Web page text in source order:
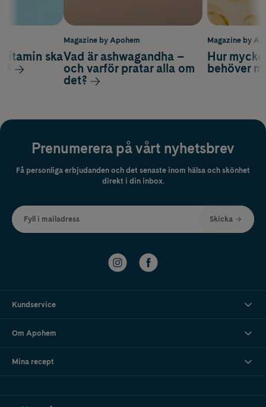
Magazine by
Hur
behöver
ska
Magazine by Apohem
Vad är ashwagandha –
och varför pratar alla om
det?
Prenumerera på vårt nyhetsbrev
Få personliga erbjudanden och det senaste inom hälsa och skönhet
direkt i din inbox.
Fyll i mailadress Skicka
Kundservice
Om Apohem
Mina recept